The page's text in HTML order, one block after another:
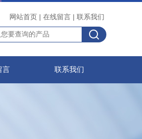
网站首页 | 在线留言 | 联系我们
言 联系我们